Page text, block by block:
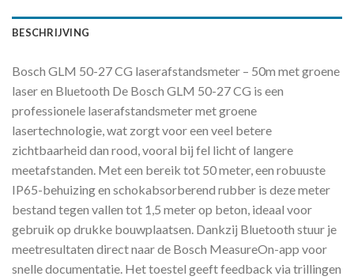
BESCHRIJVING
Bosch GLM 50-27 CG laserafstandsmeter – 50m met groene
laser en Bluetooth De Bosch GLM 50-27 CG is een
professionele laserafstandsmeter met groene
lasertechnologie, wat zorgt voor een veel betere
zichtbaarheid dan rood, vooral bij fel licht of langere
meetafstanden. Met een bereik tot 50 meter, een robuuste
IP65-behuizing en schokabsorberend rubber is deze meter
bestand tegen vallen tot 1,5 meter op beton, ideaal voor
gebruik op drukke bouwplaatsen. Dankzij Bluetooth stuur je
meetresultaten direct naar de Bosch MeasureOn-app voor
snelle documentatie. Het toestel geeft feedback via trillingen